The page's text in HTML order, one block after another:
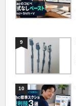
9
10